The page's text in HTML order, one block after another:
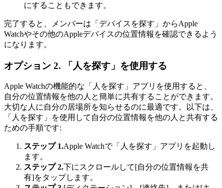
にすることもできます。
完了すると、メンバーは「デバイスを探す」からApple
Watchやその他のAppleデバイスの位置情報を確認できるよう
になります。
オプション 2. 「人を探す」を使用する
Apple Watchの機能的な「人を探す」アプリを使用すると、
自分の位置情報を他の人と簡単に共有することができます。
大切な人に自分の居場所を知らせるのに最適です。以下は、
「人を探す」を使用して自分の位置情報を他の人と共有する
ための手順です:
ステップ 1.Apple Watchで「人を探す」アプリを起動し
ます。
ステップ 2.下にスクロールして[自分の位置情報を共
有]をタップします。